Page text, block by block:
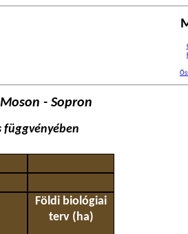
- Sopron
Földi biológiai
terv (ha)